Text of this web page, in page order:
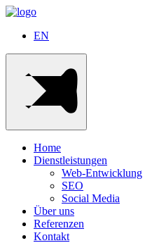
EN
Home
Dienstleistungen
Web-Entwicklung
SEO
Social Media
Über uns
Referenzen
Kontakt